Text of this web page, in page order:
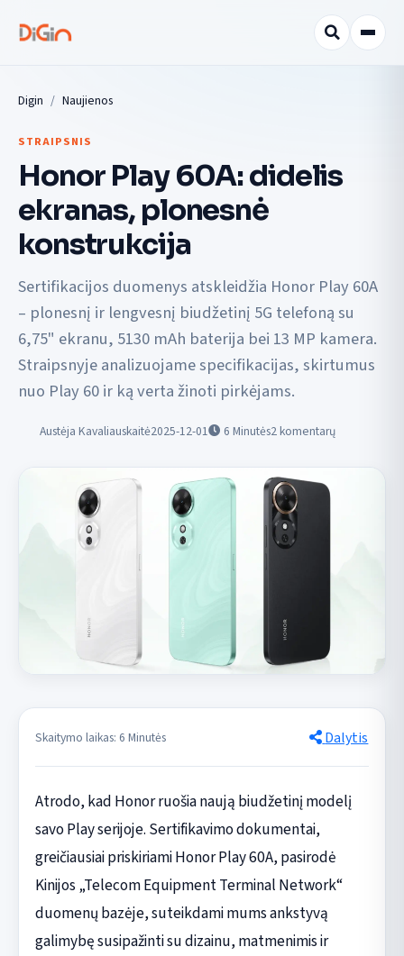
Digin Naujienos
STRAIPSNIS
Honor Play 60A: didelis
ekranas, plonesnė
konstrukcija
Sertifikacijos duomenys atskleidžia Honor Play 60A
– plonesnį ir lengvesnį biudžetinį 5G telefoną su
6,75" ekranu, 5130 mAh baterija bei 13 MP kamera.
Straipsnyje analizuojame specifikacijas, skirtumus
nuo Play 60 ir ką verta žinoti pirkėjams.
Austėja Kavaliauskaitė2025-12-01 6 Minutės2 komentarų
Skaitymo laikas: 6 Minutės Dalytis
Atrodo, kad Honor ruošia naują biudžetinį modelį
savo Play serijoje. Sertifikavimo dokumentai,
greičiausiai priskiriami Honor Play 60A, pasirodė
Kinijos „Telecom Equipment Terminal Network“
duomenų bazėje, suteikdami mums ankstyvą
galimybę susipažinti su dizainu, matmenimis ir